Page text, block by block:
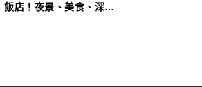
飯店！夜景、美食、深夜